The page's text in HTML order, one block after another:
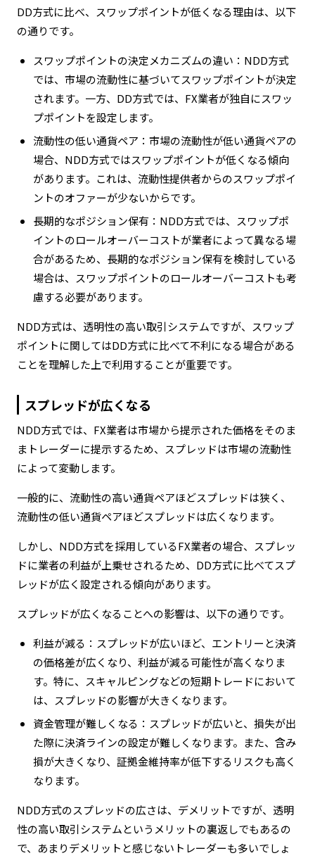
DD方式に比べ、スワップポイントが低くなる理由は、以下
の通りです。
スワップポイントの決定メカニズムの違い：NDD方式
では、市場の流動性に基づいてスワップポイントが決定
されます。一方、DD方式では、FX業者が独自にスワッ
プポイントを設定します。
流動性の低い通貨ペア：市場の流動性が低い通貨ペアの
場合、NDD方式ではスワップポイントが低くなる傾向
があります。これは、流動性提供者からのスワップポイ
ントのオファーが少ないからです。
長期的なポジション保有：NDD方式では、スワップポ
イントのロールオーバーコストが業者によって異なる場
合があるため、長期的なポジション保有を検討している
場合は、スワップポイントのロールオーバーコストも考
慮する必要があります。
NDD方式は、透明性の高い取引システムですが、スワップ
ポイントに関してはDD方式に比べて不利になる場合がある
ことを理解した上で利用することが重要です。
スプレッドが広くなる
NDD方式では、FX業者は市場から提示された価格をそのま
まトレーダーに提示するため、スプレッドは市場の流動性
によって変動します。
一般的に、流動性の高い通貨ペアほどスプレッドは狭く、
流動性の低い通貨ペアほどスプレッドは広くなります。
しかし、NDD方式を採用しているFX業者の場合、スプレッ
ドに業者の利益が上乗せされるため、DD方式に比べてスプ
レッドが広く設定される傾向があります。
スプレッドが広くなることへの影響は、以下の通りです。
利益が減る：スプレッドが広いほど、エントリーと決済
の価格差が広くなり、利益が減る可能性が高くなりま
す。特に、スキャルピングなどの短期トレードにおいて
は、スプレッドの影響が大きくなります。
資金管理が難しくなる：スプレッドが広いと、損失が出
た際に決済ラインの設定が難しくなります。また、含み
損が大きくなり、証拠金維持率が低下するリスクも高く
なります。
NDD方式のスプレッドの広さは、デメリットですが、透明
性の高い取引システムというメリットの裏返しでもあるの
で、あまりデメリットと感じないトレーダーも多いでしょ